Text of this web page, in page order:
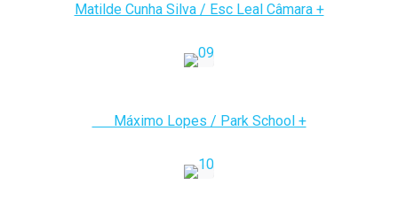
Matilde Cunha Silva / Esc Leal Câmara +
Máximo Lopes / Park School +